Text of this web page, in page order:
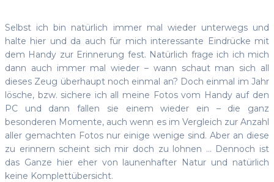
Selbst ich bin natürlich immer mal wieder unterwegs und
halte hier und da auch für mich interessante Eindrücke mit
dem Handy zur Erinnerung fest. Natürlich frage ich ich mich
dann auch immer mal wieder – wann schaut man sich all
dieses Zeug überhaupt noch einmal an? Doch einmal im Jahr
lösche, bzw. sichere ich all meine Fotos vom Handy auf den
PC und dann fallen sie einem wieder ein – die ganz
besonderen Momente, auch wenn es im Vergleich zur Anzahl
aller gemachten Fotos nur einige wenige sind. Aber an diese
zu erinnern scheint sich mir doch zu lohnen … Dennoch ist
das Ganze hier eher von launenhafter Natur und natürlich
keine Komplettübersicht.